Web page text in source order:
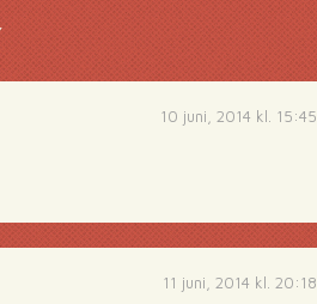
10 juni, 2014 kl. 15:45
11 juni, 2014 kl. 20:18